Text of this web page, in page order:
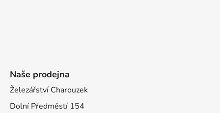
Naše prodejna
Železářství Charouzek
Dolní Předměstí 154